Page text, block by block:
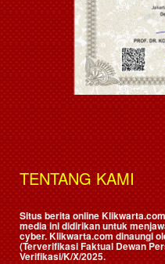
TENTANG KAMI
Situs berita online
media ini didirikan untuk
cyber. Klikwarta.com dinaungi
(Terverifikasi Faktual Dewan
Verifikasi/K/X/2025.